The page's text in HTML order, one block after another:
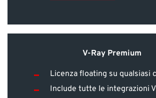
V-Ray Premium
Licenza floating su qualsiasi
Include tutte le integrazioni